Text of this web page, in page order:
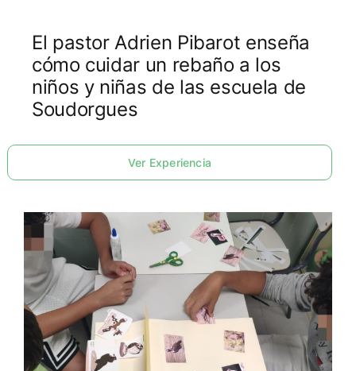
El pastor Adrien Pibarot enseña
cómo cuidar un rebaño a los
niños y niñas de las escuela de
Soudorgues
Ver Experiencia